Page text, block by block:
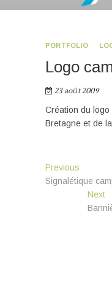
PORTFOLIO
Logo
23 août 2009
Création du logo
Bretagne et de
Navigation
de
l’article
Previous
post:
Signalétique
Next